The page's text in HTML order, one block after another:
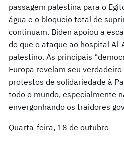
passagem palestina para o
água e o bloqueio total de
continuam. Biden apoiou a
de que o ataque ao hospital
palestino. As principais
Europa revelam seu
protestos de solidariedade à
todo o mundo, especialmente
envergonhando os traidores
Quarta-feira, 18 de outubro